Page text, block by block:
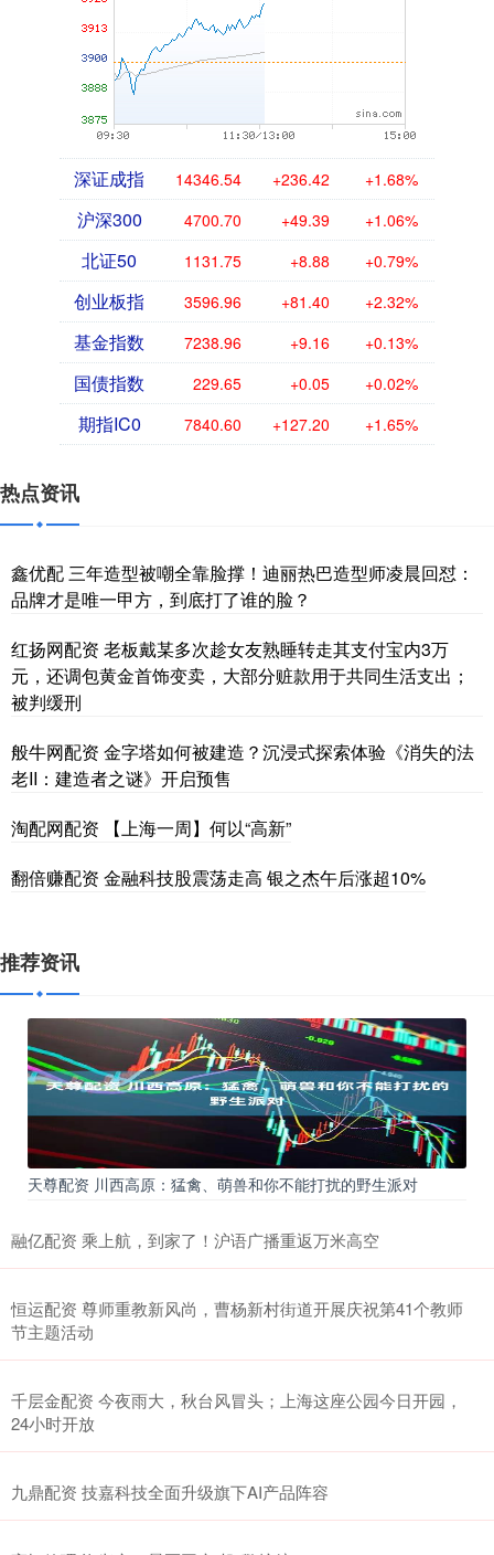
深证成指 14346.54 +236.42 +1.68%
沪深300 4700.70 +49.39 +1.06%
北证50 1131.75 +8.88 +0.79%
创业板指 3596.96 +81.40 +2.32%
基金指数 7238.96 +9.16 +0.13%
国债指数 229.65 +0.05 +0.02%
期指IC0 7840.60 +127.20 +1.65%
热点资讯
鑫优配 三年造型被嘲全靠脸撑！迪丽热巴造型师凌晨回怼：
品牌才是唯一甲方，到底打了谁的脸？
红扬网配资 老板戴某多次趁女友熟睡转走其支付宝内3万
元，还调包黄金首饰变卖，大部分赃款用于共同生活支出；
被判缓刑
般牛网配资 金字塔如何被建造？沉浸式探索体验《消失的法
老II：建造者之谜》开启预售
淘配网配资 【上海一周】何以“高新”
翻倍赚配资 金融科技股震荡走高 银之杰午后涨超10%
推荐资讯
天尊配资 川西高原：猛禽、萌兽和你不能打扰的野生派对
融亿配资 乘上航，到家了！沪语广播重返万米高空
恒运配资 尊师重教新风尚，曹杨新村街道开展庆祝第41个教师
节主题活动
千层金配资 今夜雨大，秋台风冒头；上海这座公园今日开园，
24小时开放
九鼎配资 技嘉科技全面升级旗下AI产品阵容